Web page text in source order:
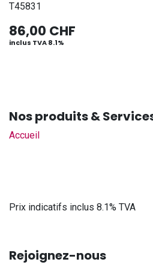
T45831
86,00 CHF
inclus TVA 8.1%
Nos produits &
Accueil
Prix indicatifs inclus 8.1% TVA
Rejoignez-nous